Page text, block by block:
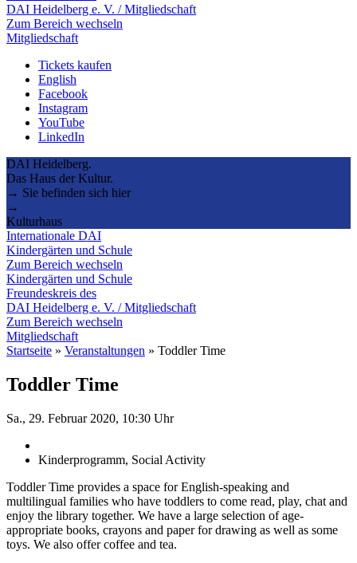
DAI Heidelberg e. V. / Mitgliedschaft
Zum Bereich wechseln
Mitgliedschaft
Tickets kaufen
English
Facebook
Instagram
YouTube
LinkedIn
DAI Heidelberg.
Das Haus der Kultur.
→ Sie befinden sich hier
→
Kulturhaus
Internationale DAI
Kindergärten und Schule
Zum Bereich wechseln
Kindergärten und Schule
Freundeskreis des
DAI Heidelberg e. V. / Mitgliedschaft
Zum Bereich wechseln
Mitgliedschaft
Startseite » Veranstaltungen » Toddler Time
Toddler Time
Sa., 29. Februar 2020, 10:30 Uhr
Kinderprogramm, Social Activity
Toddler Time provides a space for English-speaking and
multilingual families who have toddlers to come read, play, chat and
enjoy the library together. We have a large selection of age-
appropriate books, crayons and paper for drawing as well as some
toys. We also offer coffee and tea.